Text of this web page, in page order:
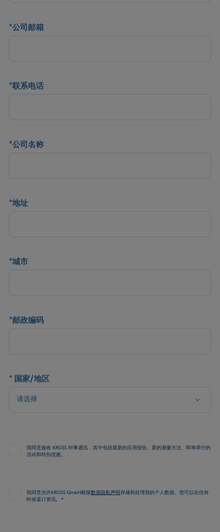
*公司邮箱
*联系电话
*公司名称
*地址
*城市
*邮政编码
* 国家/地区
请选择
我同意接收 KRÜSS 时事通讯，其中包括最新的应用报告、新的测量方法、即将举行的
活动和特别优惠。
我同意允许KRÜSS GmbH根据数据隐私声明存储和处理我的个人数据。您可以在任何
时候退订资讯。*